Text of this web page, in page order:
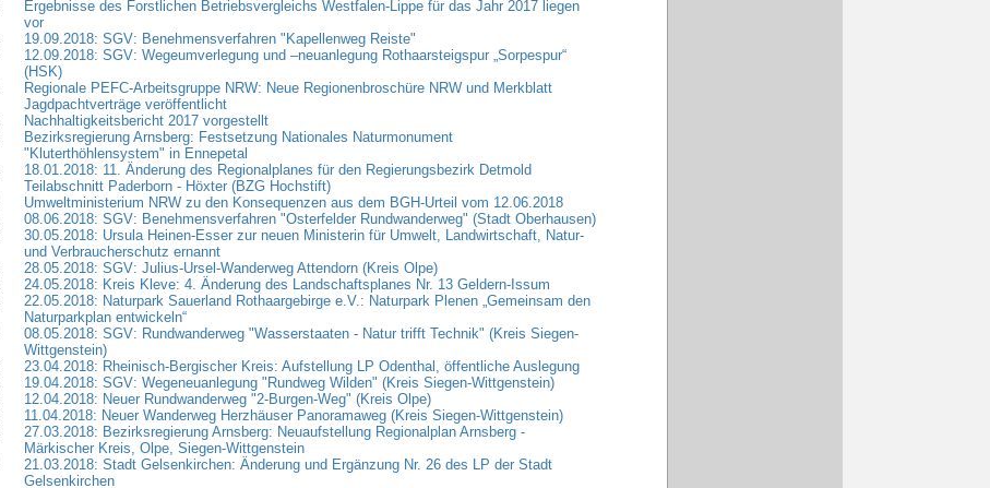
Ergebnisse des Forstlichen Betriebsvergleichs Westfalen-Lippe für das Jahr 2017 liegen
vor
19.09.2018: SGV: Benehmensverfahren "Kapellenweg Reiste"
12.09.2018: SGV: Wegeumverlegung und –neuanlegung Rothaarsteigspur „Sorpespur“
(HSK)
Regionale PEFC-Arbeitsgruppe NRW: Neue Regionenbroschüre NRW und Merkblatt
Jagdpachtverträge veröffentlicht
Nachhaltigkeitsbericht 2017 vorgestellt
Bezirksregierung Arnsberg: Festsetzung Nationales Naturmonument
"Kluterthöhlensystem" in Ennepetal
18.01.2018: 11. Änderung des Regionalplanes für den Regierungsbezirk Detmold
Teilabschnitt Paderborn - Höxter (BZG Hochstift)
Umweltministerium NRW zu den Konsequenzen aus dem BGH-Urteil vom 12.06.2018
08.06.2018: SGV: Benehmensverfahren "Osterfelder Rundwanderweg" (Stadt Oberhausen)
30.05.2018: Ursula Heinen-Esser zur neuen Ministerin für Umwelt, Landwirtschaft, Natur-
und Verbraucherschutz ernannt
28.05.2018: SGV: Julius-Ursel-Wanderweg Attendorn (Kreis Olpe)
24.05.2018: Kreis Kleve: 4. Änderung des Landschaftsplanes Nr. 13 Geldern-Issum
22.05.2018: Naturpark Sauerland Rothaargebirge e.V.: Naturpark Plenen „Gemeinsam den
Naturparkplan entwickeln“
08.05.2018: SGV: Rundwanderweg "Wasserstaaten - Natur trifft Technik" (Kreis Siegen-
Wittgenstein)
23.04.2018: Rheinisch-Bergischer Kreis: Aufstellung LP Odenthal, öffentliche Auslegung
19.04.2018: SGV: Wegeneuanlegung "Rundweg Wilden" (Kreis Siegen-Wittgenstein)
12.04.2018: Neuer Rundwanderweg "2-Burgen-Weg" (Kreis Olpe)
11.04.2018: Neuer Wanderweg Herzhäuser Panoramaweg (Kreis Siegen-Wittgenstein)
27.03.2018: Bezirksregierung Arnsberg: Neuaufstellung Regionalplan Arnsberg -
Märkischer Kreis, Olpe, Siegen-Wittgenstein
21.03.2018: Stadt Gelsenkirchen: Änderung und Ergänzung Nr. 26 des LP der Stadt
Gelsenkirchen